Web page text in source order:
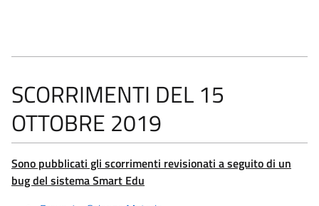
SCORRIMENTI DEL 15
OTTOBRE 2019
Sono pubblicati gli scorrimenti revisionati a seguito di un
bug del sistema Smart Edu